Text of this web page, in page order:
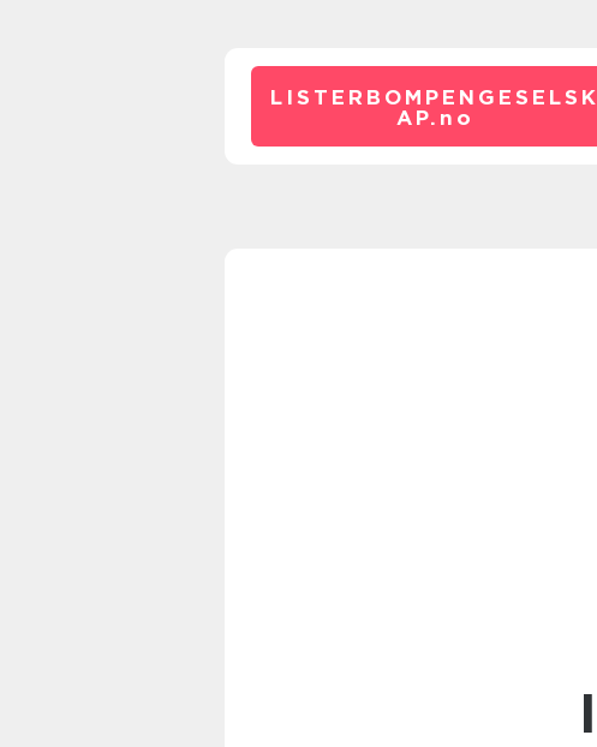
LISTERBOMPENGESELSK
AP. no